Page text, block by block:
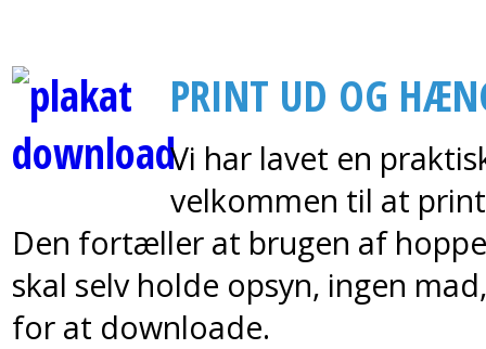
PRINT UD OG
Vi har lavet en
velkommen til at
Den fortæller at brugen af
skal selv holde opsyn, ingen
for at downloade.